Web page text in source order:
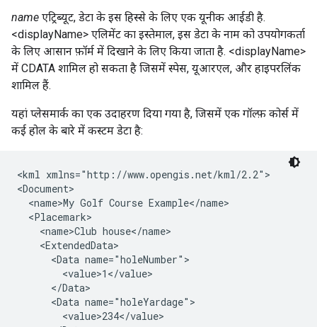
name एट्रिब्यूट, डेटा के इस हिस्से के लिए एक यूनीक आईडी है.
<displayName> एलिमेंट का इस्तेमाल, इस डेटा के नाम को उपयोगकर्ता
के लिए आसान फ़ॉर्म में दिखाने के लिए किया जाता है. <displayName>
में CDATA शामिल हो सकता है जिसमें स्पेस, यूआरएल, और हाइपरलिंक
शामिल हैं.
यहां प्लेसमार्क का एक उदाहरण दिया गया है, जिसमें एक गॉल्फ़ कोर्स में
कई होल के बारे में कस्टम डेटा है:
<kml xmlns="http://www.opengis.net/kml/2.2">
<Document>
  <name>My Golf Course Example</name>
  <Placemark>
    <name>Club house</name>
    <ExtendedData>
      <Data name="holeNumber">
        <value>1</value>
      </Data>
      <Data name="holeYardage">
        <value>234</value>